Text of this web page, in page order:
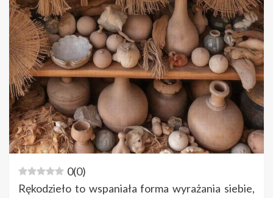
0(0)
Rękodzieło to wspaniała forma wyrażania siebie,